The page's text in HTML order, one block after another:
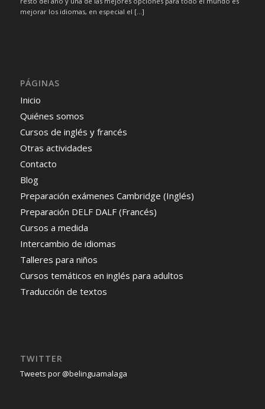
mejorar los idiomas, en especial el […]
PÁGINAS
Inicio
Quiénes somos
Cursos de inglés y francés
Otras actividades
Contacto
Blog
Preparación exámenes Cambridge (Inglés)
Preparación DELF DALF (Francés)
Cursos a medida
Intercambio de idiomas
Talleres para niños
Cursos temáticos en inglés para adultos
Traducción de textos
TWITTER
Tweets por @belinguamalaga